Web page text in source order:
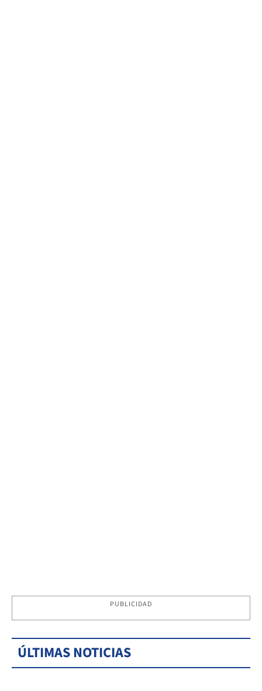
PUBLICIDAD
ÚLTIMAS NOTICIAS